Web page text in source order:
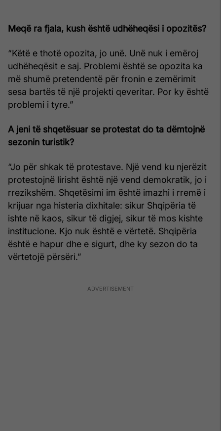
Meqë ra fjala, kush është udhëheqësi i opozitës?
“Këtë e thotë opozita, jo unë. Unë nuk i emëroj
udhëheqësit e saj. Problemi është se opozita ka
më shumë pretendentë për fronin e zemërimit
sesa bartës të një projekti qeveritar. Por ky është
problemi i tyre.”
A jeni të shqetësuar se protestat do ta dëmtojnë
sezonin turistik?
“Jo për shkak të protestave. Një vend ku njerëzit
protestojnë lirisht është një vend demokratik, jo i
rrezikshëm. Shqetësimi im është imazhi i rremë i
krijuar nga histeria dixhitale: sikur Shqipëria të
ishte në kaos, sikur të digjej, sikur të mos kishte
institucione. Kjo nuk është e vërtetë. Shqipëria
është e hapur dhe e sigurt, dhe ky sezon do ta
vërtetojë përsëri.”